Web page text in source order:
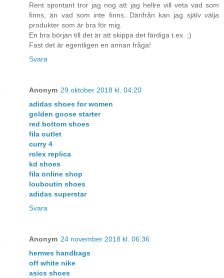
Rent spontant tror jag nog att jag hellre vill veta vad som
finns, än vad som inte finns. Därifrån kan jag själv välja
produkter som är bra för mig.
En bra början till det är att skippa det färdiga t.ex. ;)
Fast det är egentligen en annan fråga!
Svara
Anonym 29 oktober 2018 kl. 04:20
adidas shoes for women
golden goose starter
red bottom shoes
fila outlet
curry 4
rolex replica
kd shoes
fila online shop
louboutin shoes
adidas superstar
Svara
Anonym 24 november 2018 kl. 06:36
hermes handbags
off white nike
asics shoes